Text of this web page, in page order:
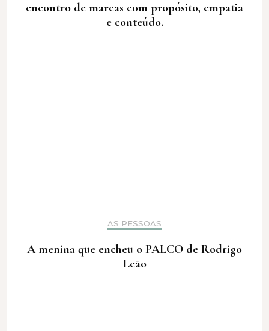
encontro de marcas com propósito, empatia
e conteúdo.
AS PESSOAS
A menina que encheu o PALCO de Rodrigo
Leão